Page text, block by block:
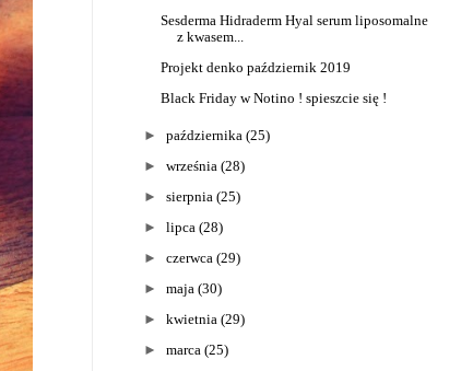
Sesderma Hidraderm Hyal serum liposomalne
z kwasem...
Projekt denko październik 2019
Black Friday w Notino ! spieszcie się !
► października (25)
► września (28)
► sierpnia (25)
► lipca (28)
► czerwca (29)
► maja (30)
► kwietnia (29)
► marca (25)